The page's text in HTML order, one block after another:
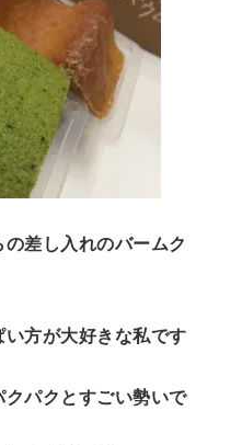
差し入れのバームク
方が大好きな私です
パクとすごい勢いで